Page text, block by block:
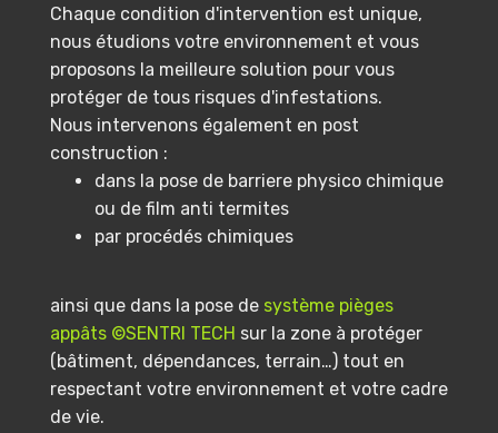
Chaque condition d'intervention est unique,
nous étudions votre environnement et vous
proposons la meilleure solution pour vous
protéger de tous risques d'infestations.
Nous intervenons également en post
construction :
dans la pose de barriere physico chimique
ou de film anti termites
par procédés chimiques
ainsi que dans la pose de système pièges
appâts ©SENTRI TECH sur la zone à protéger
(bâtiment, dépendances, terrain…) tout en
respectant votre environnement et votre cadre
de vie.